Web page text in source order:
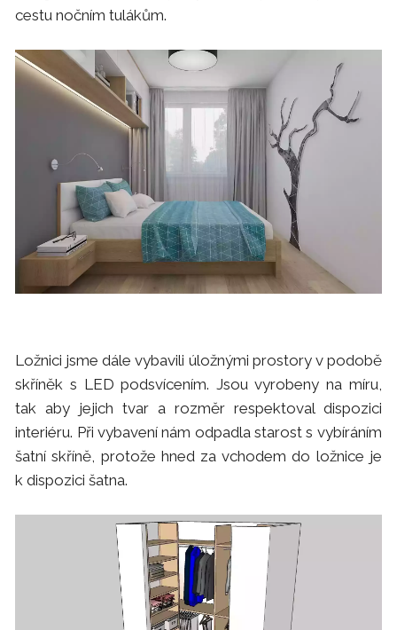
cestu nočním tulákům.
Ložnici jsme dále vybavili úložnými prostory v podobě
skříněk s LED podsvícením. Jsou vyrobeny na míru,
tak aby jejich tvar a rozměr respektoval dispozici
interiéru. Při vybavení nám odpadla starost s vybíráním
šatní skříně, protože hned za vchodem do ložnice je
k dispozici šatna.